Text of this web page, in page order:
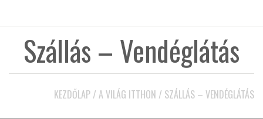
HÍR3D
Szállás – Vendéglátás
KEZDŐLAP / A VILÁG ITTHON / SZÁLLÁS – VENDÉGLÁTÁS